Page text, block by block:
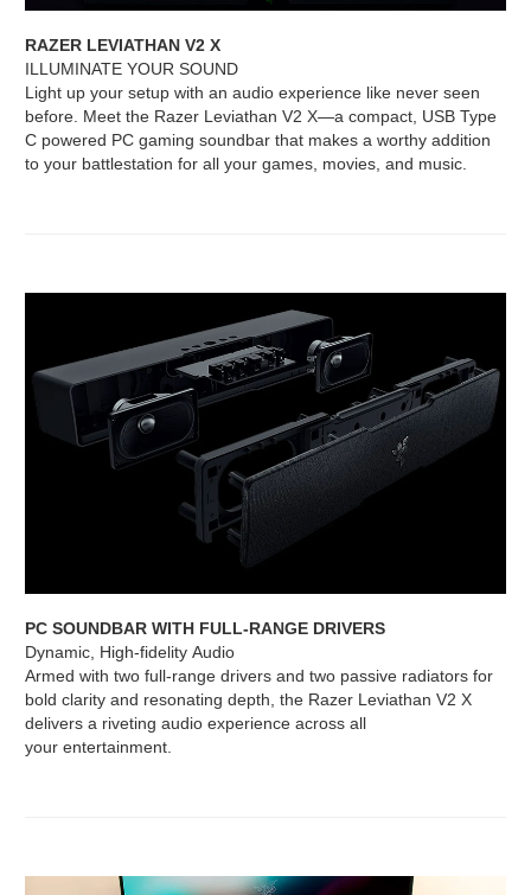
RAZER LEVIATHAN V2 X
ILLUMINATE YOUR SOUND
Light up your setup with an audio experience like never seen
before. Meet the Razer Leviathan V2 X—a compact, USB Type
C powered PC gaming soundbar that makes a worthy addition
to your battlestation for all your games, movies, and music.
PC SOUNDBAR WITH FULL-RANGE DRIVERS
Dynamic, High-fidelity Audio
Armed with two full-range drivers and two passive radiators for
bold clarity and resonating depth, the Razer Leviathan V2 X
delivers a riveting audio experience across all
your entertainment.